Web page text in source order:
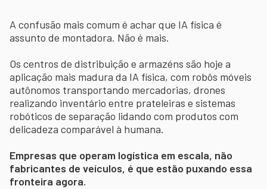
A confusão mais comum é achar que IA física é
assunto de montadora. Não é mais.
Os centros de distribuição e armazéns são hoje a
aplicação mais madura da IA física, com robôs móveis
autônomos transportando mercadorias, drones
realizando inventário entre prateleiras e sistemas
robóticos de separação lidando com produtos com
delicadeza comparável à humana.
Empresas que operam logística em escala, não
fabricantes de veículos, é que estão puxando essa
fronteira agora.